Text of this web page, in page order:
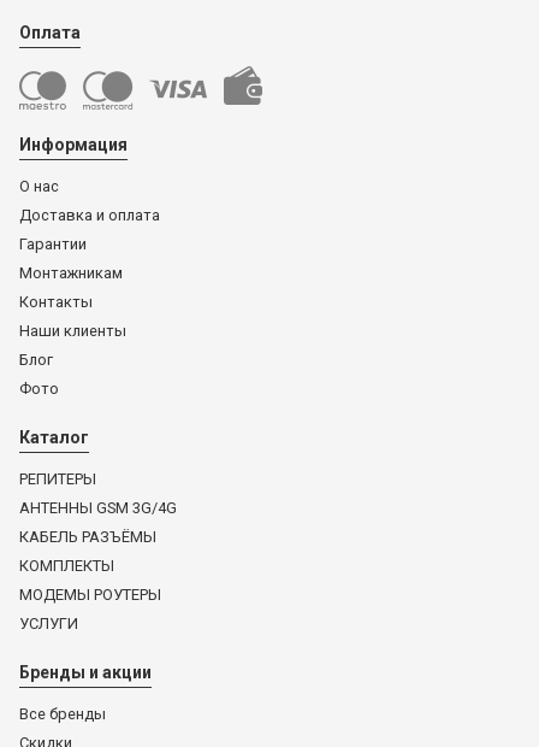
Оплата
Информация
О нас
Доставка и оплата
Гарантии
Монтажникам
Контакты
Наши клиенты
Блог
Фото
Каталог
РЕПИТЕРЫ
АНТЕННЫ GSM 3G/4G
КАБЕЛЬ РАЗЪЁМЫ
КОМПЛЕКТЫ
МОДЕМЫ РОУТЕРЫ
УСЛУГИ
Бренды и акции
Все бренды
Скидки